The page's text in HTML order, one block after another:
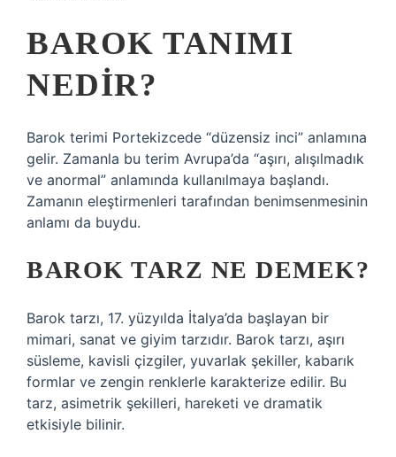
BAROK TANIMI
NEDIR?
Barok terimi Portekizcede “düzensiz inci” anlamına
gelir. Zamanla bu terim Avrupa’da “aşırı, alışılmadık
ve anormal” anlamında kullanılmaya başlandı.
Zamanın eleştirmenleri tarafından benimsenmesinin
anlamı da buydu.
BAROK TARZ NE DEMEK?
Barok tarzı, 17. yüzyılda İtalya’da başlayan bir
mimari, sanat ve giyim tarzıdır. Barok tarzı, aşırı
süsleme, kavisli çizgiler, yuvarlak şekiller, kabarık
formlar ve zengin renklerle karakterize edilir. Bu
tarz, asimetrik şekilleri, hareketi ve dramatik
etkisiyle bilinir.